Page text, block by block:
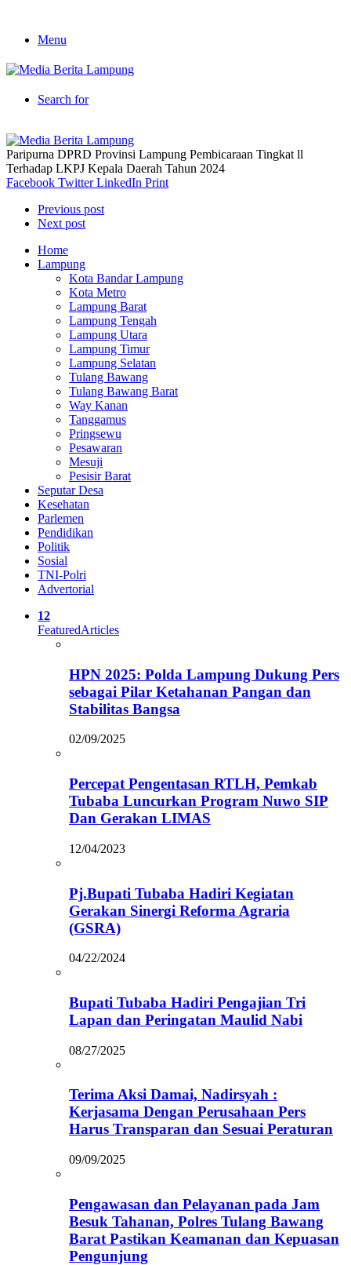
Menu
Search for
Paripurna DPRD Provinsi Lampung Pembicaraan Tingkat ll
Terhadap LKPJ Kepala Daerah Tahun 2024
Facebook Twitter LinkedIn Print
Previous post
Next post
Home
Lampung
Kota Bandar Lampung
Kota Metro
Lampung Barat
Lampung Tengah
Lampung Utara
Lampung Timur
Lampung Selatan
Tulang Bawang
Tulang Bawang Barat
Way Kanan
Tanggamus
Pringsewu
Pesawaran
Mesuji
Pesisir Barat
Seputar Desa
Kesehatan
Parlemen
Pendidikan
Politik
Sosial
TNI-Polri
Advertorial
12
FeaturedArticles
HPN 2025: Polda Lampung Dukung Pers
sebagai Pilar Ketahanan Pangan dan
Stabilitas Bangsa
02/09/2025
Percepat Pengentasan RTLH, Pemkab
Tubaba Luncurkan Program Nuwo SIP
Dan Gerakan LIMAS
12/04/2023
Pj.Bupati Tubaba Hadiri Kegiatan
Gerakan Sinergi Reforma Agraria
(GSRA)
04/22/2024
Bupati Tubaba Hadiri Pengajian Tri
Lapan dan Peringatan Maulid Nabi
08/27/2025
Terima Aksi Damai, Nadirsyah :
Kerjasama Dengan Perusahaan Pers
Harus Transparan dan Sesuai Peraturan
09/09/2025
Pengawasan dan Pelayanan pada Jam
Besuk Tahanan, Polres Tulang Bawang
Barat Pastikan Keamanan dan Kepuasan
Pengunjung